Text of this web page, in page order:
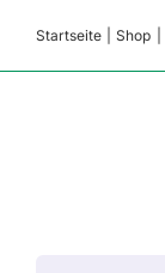
Startseite Shop